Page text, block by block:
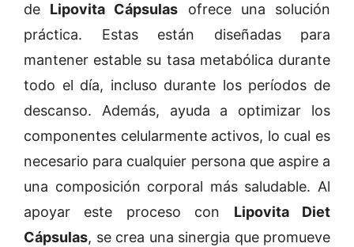
de Lipovita Cápsulas ofrece una solución
práctica. Estas están diseñadas para
mantener estable su tasa metabólica durante
todo el día, incluso durante los períodos de
descanso. Además, ayuda a optimizar los
componentes celularmente activos, lo cual es
necesario para cualquier persona que aspire a
una composición corporal más saludable. Al
apoyar este proceso con Lipovita Diet
Cápsulas, se crea una sinergia que promueve